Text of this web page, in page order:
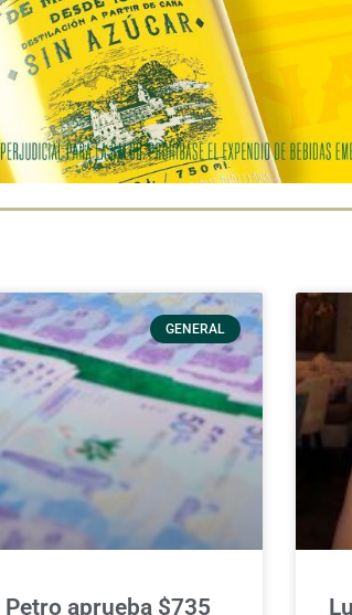
GENERAL
Petro aprueba $735